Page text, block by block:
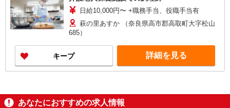
日給10,000円〜 +職務手当、役職手当有
萩の里あすか （奈良県高市郡高取町大字松山
685）
キープ 詳細を見る
あなたにおすすめの求人情報